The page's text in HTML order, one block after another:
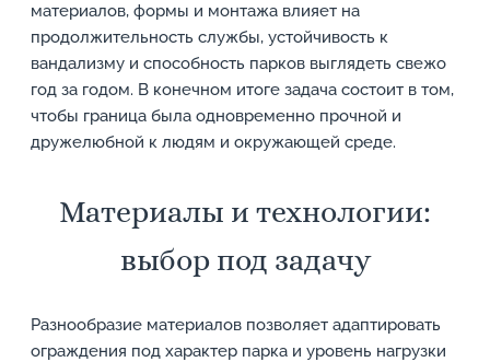
материалов, формы и монтажа влияет на
продолжительность службы, устойчивость к
вандализму и способность парков выглядеть свежо
год за годом. В конечном итоге задача состоит в том,
чтобы граница была одновременно прочной и
дружелюбной к людям и окружающей среде.
Материалы и технологии:
выбор под задачу
Разнообразие материалов позволяет адаптировать
ограждения под характер парка и уровень нагрузки